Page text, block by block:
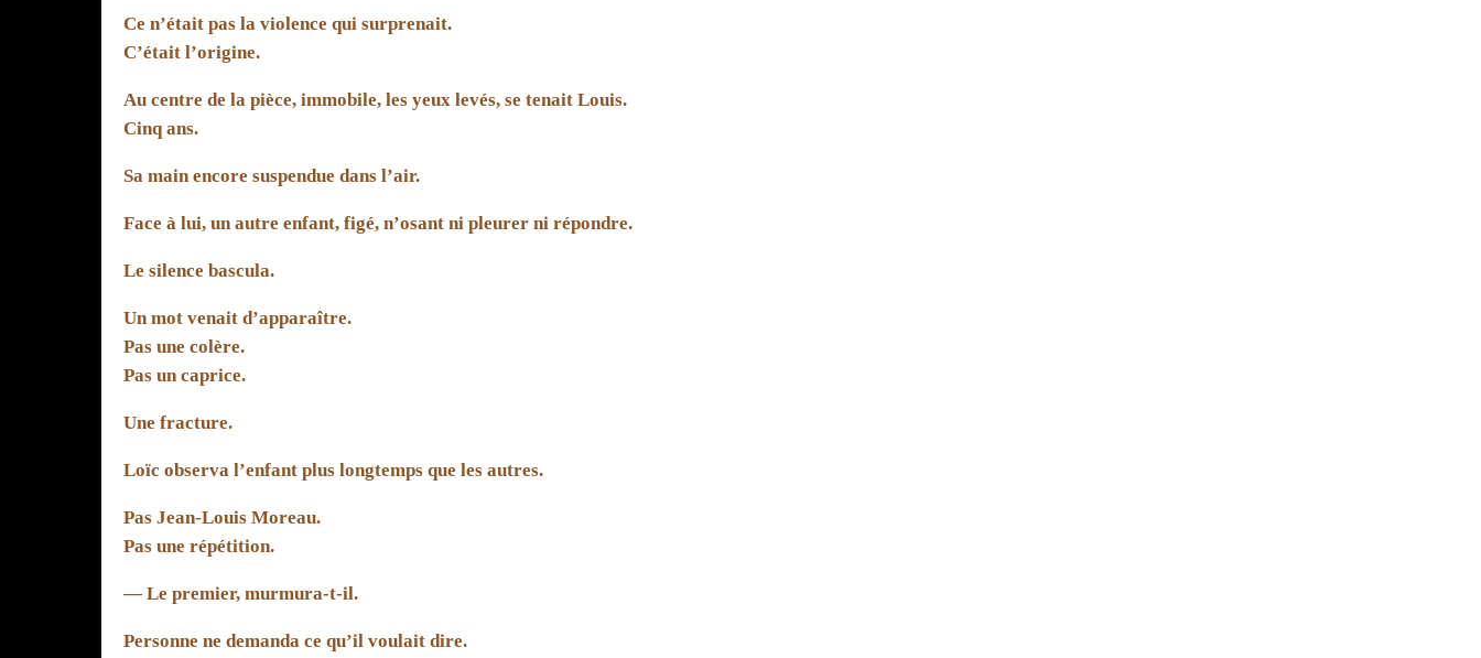
Ce n’était pas la violence qui surprenait.
C’était l’origine.
Au centre de la pièce, immobile, les yeux levés, se tenait Louis.
Cinq ans.
Sa main encore suspendue dans l’air.
Face à lui, un autre enfant, figé, n’osant ni pleurer ni répondre.
Le silence bascula.
Un mot venait d’apparaître.
Pas une colère.
Pas un caprice.
Une fracture.
Loïc observa l’enfant plus longtemps que les autres.
Pas Jean-Louis Moreau.
Pas une répétition.
— Le premier, murmura-t-il.
Personne ne demanda ce qu’il voulait dire.